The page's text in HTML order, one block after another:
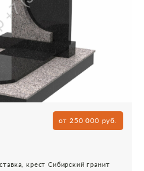
от 250 000 руб.
крест Сибирский гранит